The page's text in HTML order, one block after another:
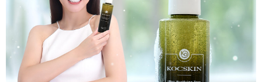
每筆NT$110，滿NT$1,000(含以上)免運費
離島宅配
每筆NT$220，滿NT$2,000(含以上)免運費